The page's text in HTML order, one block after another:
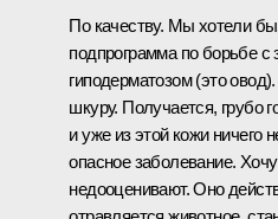
По качеству. Мы хотели
подпрограмма по борьбе
гиподерматозом (это
шкуру. Получается, грубо
и уже из этой кожи ничего
опасное заболевание. Хочу
недооценивают. Оно